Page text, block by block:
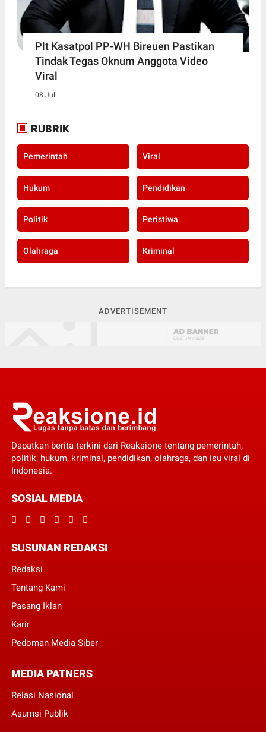
Plt Kasatpol PP-WH Bireuen Pastikan
Tindak Tegas Oknum Anggota Video
Viral
08 Juli
RUBRIK
Pemerintah Viral
Hukum Pendidikan
Politik Peristiwa
Olahraga Kriminal
ADVERTISEMENT
Dapatkan berita terkini dari Reaksione tentang pemerintah,
politik, hukum, kriminal, pendidikan, olahraga, dan isu viral di
Indonesia.
SOSIAL MEDIA
SUSUNAN REDAKSI
Redaksi
Tentang Kami
Pasang Iklan
Karir
Pedoman Media Siber
MEDIA PATNERS
Relasi Nasional
Asumsi Publik